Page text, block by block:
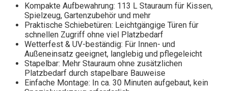
Kompakte Aufbewahrung: 113 L Stauraum für Kissen,
Spielzeug, Gartenzubehör und mehr
Praktische Schiebetüren: Leichtgängige Türen für
schnellen Zugriff ohne viel Platzbedarf
Wetterfest & UV-beständig: Für Innen- und
Außeneinsatz geeignet, langlebig und pflegeleicht
Stapelbar: Mehr Stauraum ohne zusätzlichen
Platzbedarf durch stapelbare Bauweise
Einfache Montage: In ca. 30 Minuten aufgebaut, kein